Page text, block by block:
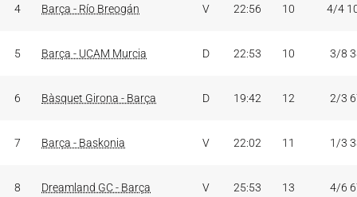
4 Barça - Río Breogán V 22:56 10 4/4
5 Barça - UCAM Murcia D 22:53 10 3/8
6 Bàsquet Girona - Barça D 19:42 12 2/3
7 Barça - Baskonia V 22:02 11 1/3
8 Dreamland GC - Barça V 25:53 13 4/6